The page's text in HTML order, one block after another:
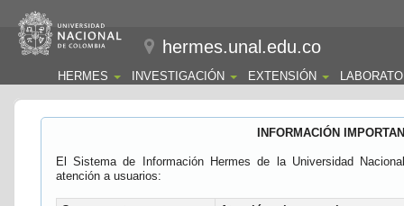
hermes.unal.edu.co
HERMES INVESTIGACIÓN EXTENSIÓN
INFORMACIÓN
El Sistema de Información Hermes de la Universidad
atención a usuarios: